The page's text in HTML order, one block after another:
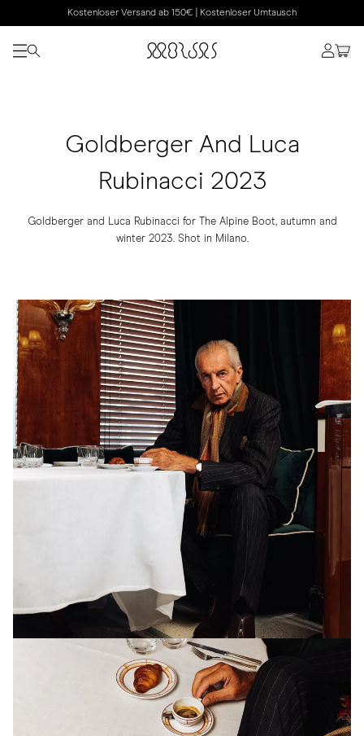
Kostenloser Versand ab 150€ | Kostenloser Umtausch
Goldberger And Luca
Rubinacci 2023
Goldberger and Luca Rubinacci for The Alpine Boot, autumn and
winter 2023. Shot in Milano.